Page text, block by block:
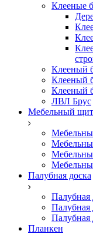
Клееные
Клееный
Клееный
Клееный
ЛВЛ Брус
Мебельный щит
Палубная доска
Палубная
Палубная
Палубная
Планкен